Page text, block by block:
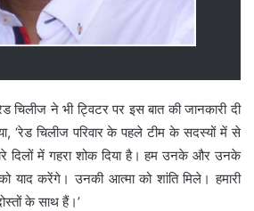
चिलीज ने भी ट्विटर पर इस बात की जानकारी दी
‘रेड चिलीज परिवार के पहले टीम के सदस्यों में से
दिलों में गहरा शोक दिया है। हम उनके और उनके
याद करेंगे। उनकी आत्मा को शांति मिले। हमारी
के साथ हैं।’